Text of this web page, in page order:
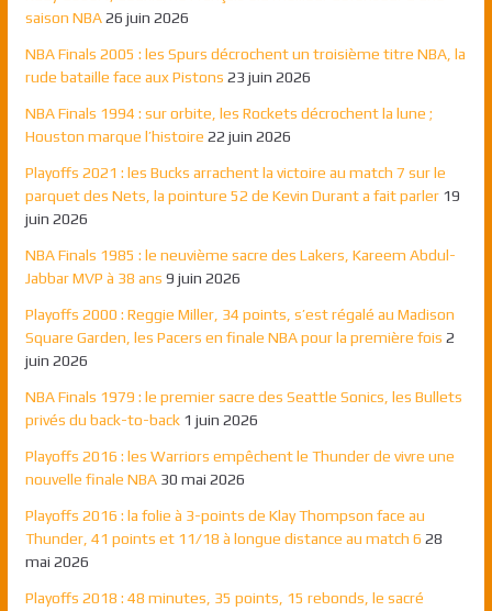
saison NBA 26 juin 2026
NBA Finals 2005 : les Spurs décrochent un troisième titre NBA, la
rude bataille face aux Pistons 23 juin 2026
NBA Finals 1994 : sur orbite, les Rockets décrochent la lune ;
Houston marque l’histoire 22 juin 2026
Playoffs 2021 : les Bucks arrachent la victoire au match 7 sur le
parquet des Nets, la pointure 52 de Kevin Durant a fait parler 19
juin 2026
NBA Finals 1985 : le neuvième sacre des Lakers, Kareem Abdul-
Jabbar MVP à 38 ans 9 juin 2026
Playoffs 2000 : Reggie Miller, 34 points, s’est régalé au Madison
Square Garden, les Pacers en finale NBA pour la première fois 2
juin 2026
NBA Finals 1979 : le premier sacre des Seattle Sonics, les Bullets
privés du back-to-back 1 juin 2026
Playoffs 2016 : les Warriors empêchent le Thunder de vivre une
nouvelle finale NBA 30 mai 2026
Playoffs 2016 : la folie à 3-points de Klay Thompson face au
Thunder, 41 points et 11/18 à longue distance au match 6 28
mai 2026
Playoffs 2018 : 48 minutes, 35 points, 15 rebonds, le sacré